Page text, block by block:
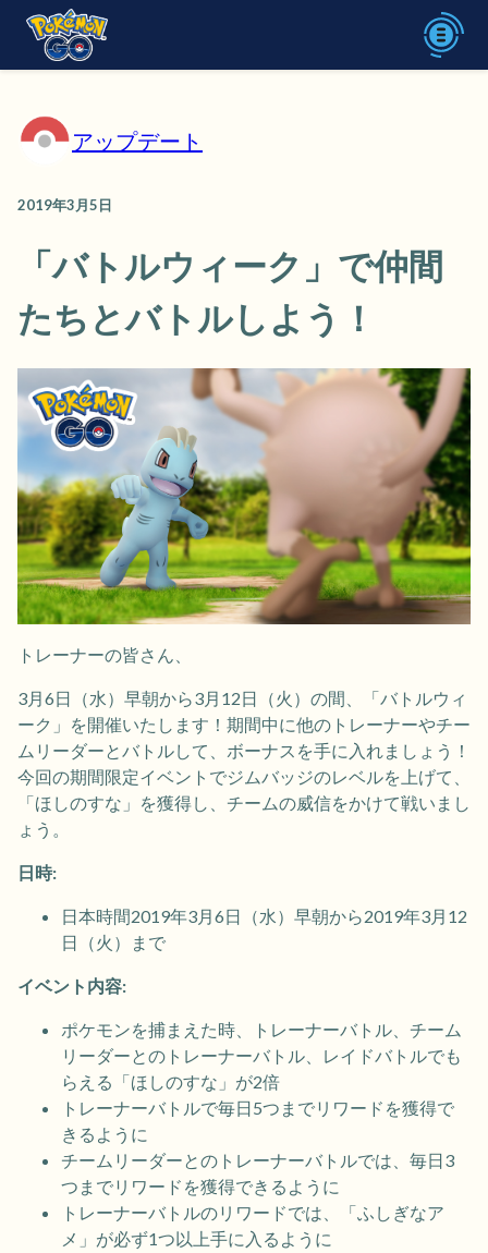
アップデート
2019年3月5日
「バトルウィーク」で仲間
たちとバトルしよう！
トレーナーの皆さん、
3月6日（水）早朝から3月12日（火）の間、「バトルウィ
ーク」を開催いたします！期間中に他のトレーナーやチー
ムリーダーとバトルして、ボーナスを手に入れましょう！
今回の期間限定イベントでジムバッジのレベルを上げて、
「ほしのすな」を獲得し、チームの威信をかけて戦いまし
ょう。
日時:
日本時間2019年3月6日（水）早朝から2019年3月12
日（火）まで
イベント内容:
ポケモンを捕まえた時、トレーナーバトル、チーム
リーダーとのトレーナーバトル、レイドバトルでも
らえる「ほしのすな」が2倍
トレーナーバトルで毎日5つまでリワードを獲得で
きるように
チームリーダーとのトレーナーバトルでは、毎日3
つまでリワードを獲得できるように
トレーナーバトルのリワードでは、「ふしぎなア
メ」が必ず1つ以上手に入るように